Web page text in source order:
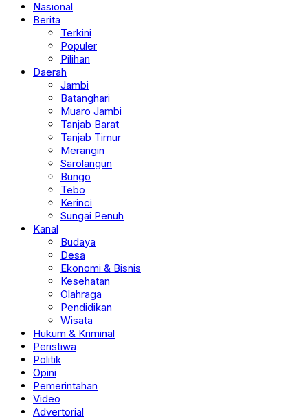
Nasional
Berita
Terkini
Populer
Pilihan
Daerah
Jambi
Batanghari
Muaro Jambi
Tanjab Barat
Tanjab Timur
Merangin
Sarolangun
Bungo
Tebo
Kerinci
Sungai Penuh
Kanal
Budaya
Desa
Ekonomi & Bisnis
Kesehatan
Olahraga
Pendidikan
Wisata
Hukum & Kriminal
Peristiwa
Politik
Opini
Pemerintahan
Video
Advertorial